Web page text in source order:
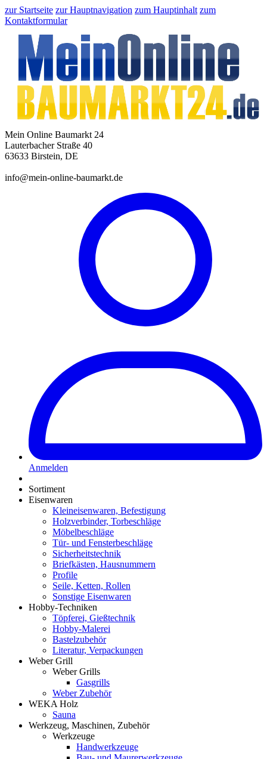
zur Startseite zur Hauptnavigation zum Hauptinhalt zum
Kontaktformular
Mein Online Baumarkt 24
Lauterbacher Straße 40
63633 Birstein, DE
info@mein-online-baumarkt.de
Anmelden
Sortiment
Eisenwaren
Kleineisenwaren, Befestigung
Holzverbinder, Torbeschläge
Möbelbeschläge
Tür- und Fensterbeschläge
Sicherheitstechnik
Briefkästen, Hausnummern
Profile
Seile, Ketten, Rollen
Sonstige Eisenwaren
Hobby-Techniken
Töpferei, Gießtechnik
Hobby-Malerei
Bastelzubehör
Literatur, Verpackungen
Weber Grill
Weber Grills
Gasgrills
Weber Zubehör
WEKA Holz
Sauna
Werkzeug, Maschinen, Zubehör
Werkzeuge
Handwerkzeuge